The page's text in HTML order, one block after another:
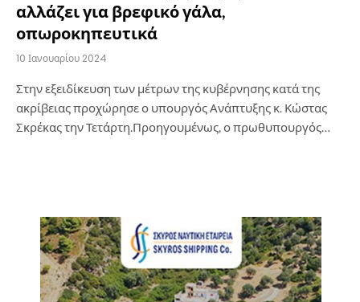
αλλάζει για βρεφικό γάλα,
οπωροκηπευτικά
10 Ιανουαρίου 2024
Στην εξειδίκευση των μέτρων της κυβέρνησης κατά της
ακρίβειας προχώρησε ο υπουργός Ανάπτυξης κ. Κώστας
Σκρέκας την Τετάρτη.Προηγουμένως, ο πρωθυπουργός…